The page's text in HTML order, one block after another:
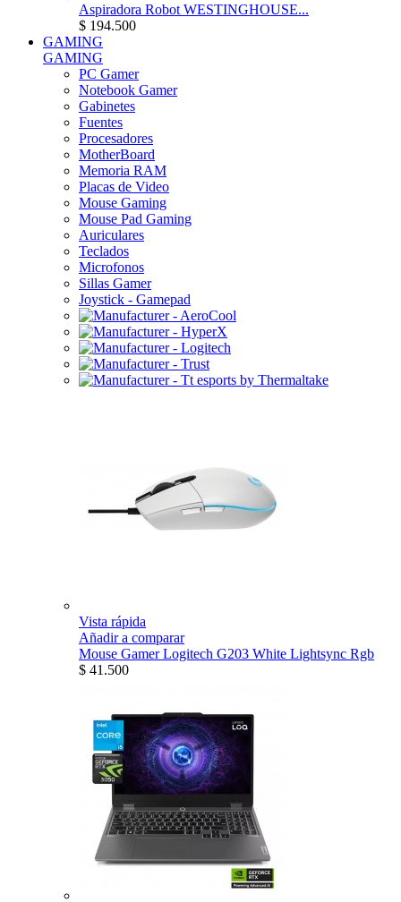
Aspiradora Robot WESTINGHOUSE...
$ 194.500
GAMING
GAMING
PC Gamer
Notebook Gamer
Gabinetes
Fuentes
Procesadores
MotherBoard
Memoria RAM
Placas de Video
Mouse Gaming
Mouse Pad Gaming
Auriculares
Teclados
Microfonos
Sillas Gamer
Joystick - Gamepad
Vista rápida
Añadir a comparar
Mouse Gamer Logitech G203 White Lightsync Rgb
$ 41.500